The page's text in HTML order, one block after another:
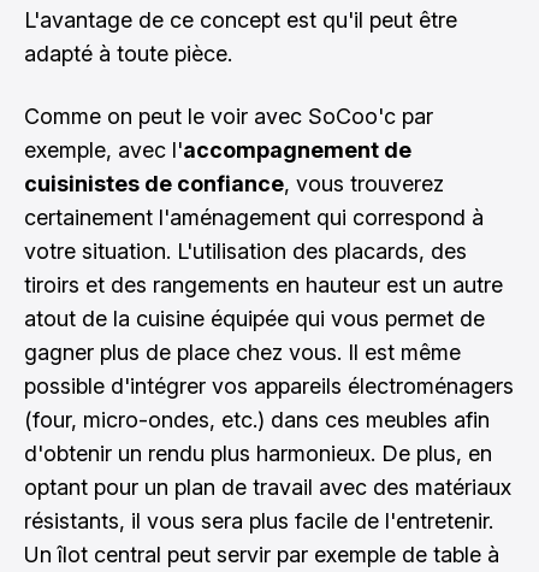
L'avantage de ce concept est qu'il peut être
adapté à toute pièce.
Comme on peut le voir avec SoCoo'c par
exemple, avec l'accompagnement de
cuisinistes de confiance, vous trouverez
certainement l'aménagement qui correspond à
votre situation. L'utilisation des placards, des
tiroirs et des rangements en hauteur est un autre
atout de la cuisine équipée qui vous permet de
gagner plus de place chez vous. Il est même
possible d'intégrer vos appareils électroménagers
(four, micro-ondes, etc.) dans ces meubles afin
d'obtenir un rendu plus harmonieux. De plus, en
optant pour un plan de travail avec des matériaux
résistants, il vous sera plus facile de l'entretenir.
Un îlot central peut servir par exemple de table à